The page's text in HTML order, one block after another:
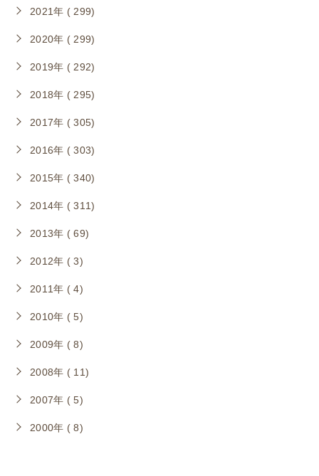
2021年 ( 299)
2020年 ( 299)
2019年 ( 292)
2018年 ( 295)
2017年 ( 305)
2016年 ( 303)
2015年 ( 340)
2014年 ( 311)
2013年 ( 69)
2012年 ( 3)
2011年 ( 4)
2010年 ( 5)
2009年 ( 8)
2008年 ( 11)
2007年 ( 5)
2000年 ( 8)